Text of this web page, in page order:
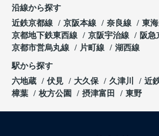
沿線から探す
近鉄京都線
京阪本線 奈良線
東
京都地下鉄東西線
京阪宇治線
阪急
京都市営烏丸線
片町線 湖西線
駅から探す
六地蔵
伏見 大久保 久津川 近
樟葉
枚方公園 摂津富田 東野